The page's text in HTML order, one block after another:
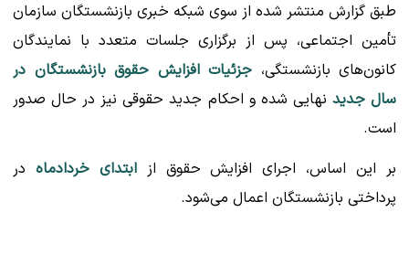
طبق گزارش منتشر شده از سوی شبکه خبری بازنشستگان سازمان
تأمین اجتماعی، پس از برگزاری جلسات متعدد با نمایندگان
کانون‌های بازنشستگی، جزئیات افزایش حقوق بازنشستگان در
سال جدید نهایی شده و احکام جدید حقوقی نیز در حال صدور
است.
بر این اساس، اجرای افزایش حقوق ازابتدای خردادماه در
پرداختی بازنشستگان اعمال می‌شود.